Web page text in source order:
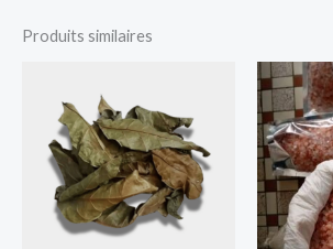
Produits similaires